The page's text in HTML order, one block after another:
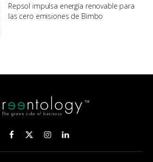
Repsol impulsa energía renovable para
las cero emisiones de Bimbo
Facebook
X
(Twitter)
InstagramLinkedIn